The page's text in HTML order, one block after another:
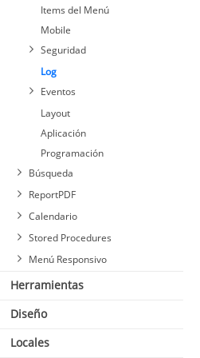
Items del Menú
Mobile
Seguridad
Log
Eventos
Layout
Aplicación
Programación
Búsqueda
ReportPDF
Calendario
Stored Procedures
Menú Responsivo
Herramientas
Diseño
Locales